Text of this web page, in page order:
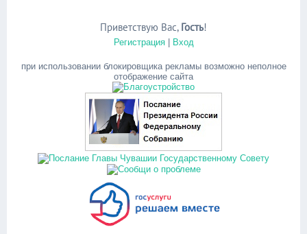
Приветствую Вас, Гость!
Регистрация| Вход
при использовании блокировщика рекламы возможно неполное
отображение сайта